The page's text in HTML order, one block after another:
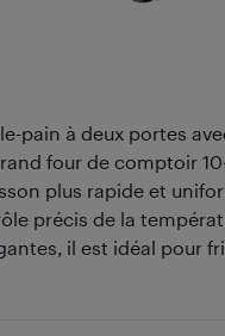
pain à deux portes
four de comptoir
plus rapide et
précis de la
il est idéal pour